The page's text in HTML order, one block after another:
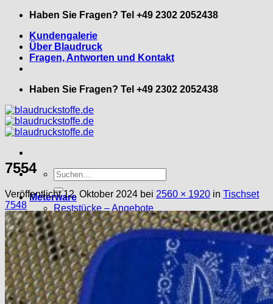
Zum
springen
Haben Sie Fragen? Tel +49 2302 2052438
Kundengalerie
Über Blaudruck
Fragen, Antworten und Kontakt
Haben Sie Fragen? Tel +49 2302 2052438
Suche
nach:
Meterware
Reststücke – Angebote
Leinenstoffe
Trikot – Jerseystoff
Kleine Blumenmuster
Große Blumenmuster
Grafische Muster
Streifenmuster
Thematische Muster
Uni Stoffe
7554
Veröffentlicht12. Oktober 2024 bei 2560 × 1920 in Tischset
7548